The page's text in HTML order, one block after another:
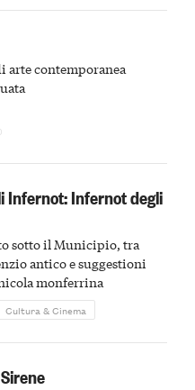
arte contemporanea
Infernot: Infernot degli
sotto il Municipio, tra
antico e suggestioni
monferrina
Cultura & Cinema